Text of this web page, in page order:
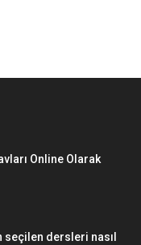
Online Olarak
seçilen dersleri nasıl